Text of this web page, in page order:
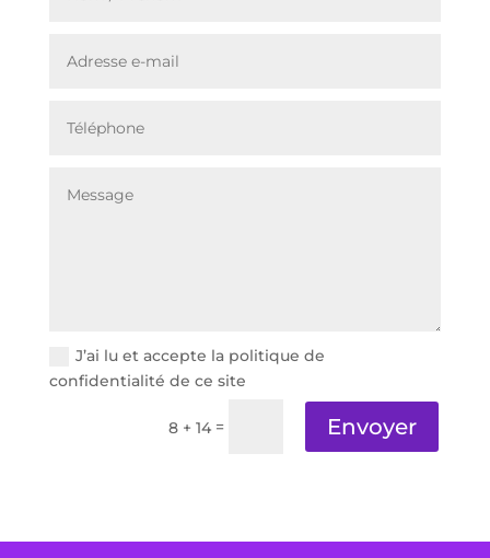
J’ai lu et accepte la politique de
confidentialité de ce site
8 + 14 = Envoyer